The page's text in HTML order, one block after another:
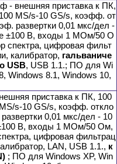
- внешняя приставка к ПК,
MS/s-10 GS/s, коэфф. от
развертки 0,01 мкс/дел -
±100 В, входы 1 МОм/50 О
спектра, цифровая фильт
калибратор, гальваниче
USB, USB 1.1.; ПО для Wi
Windows 8.1, Windows 10,
приставка к ПК, 100
s-10 GS/s, коэфф. откло
0,01 мкс/дел - 10
В, входы 1 МОм/50 Ом,
цифровая фильтрац
LAN, USB 1.1., к
; ПО для Windows XP, Win